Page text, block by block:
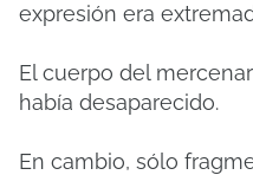
expresión era
El cuerpo del
había desaparecido.
En cambio, sólo